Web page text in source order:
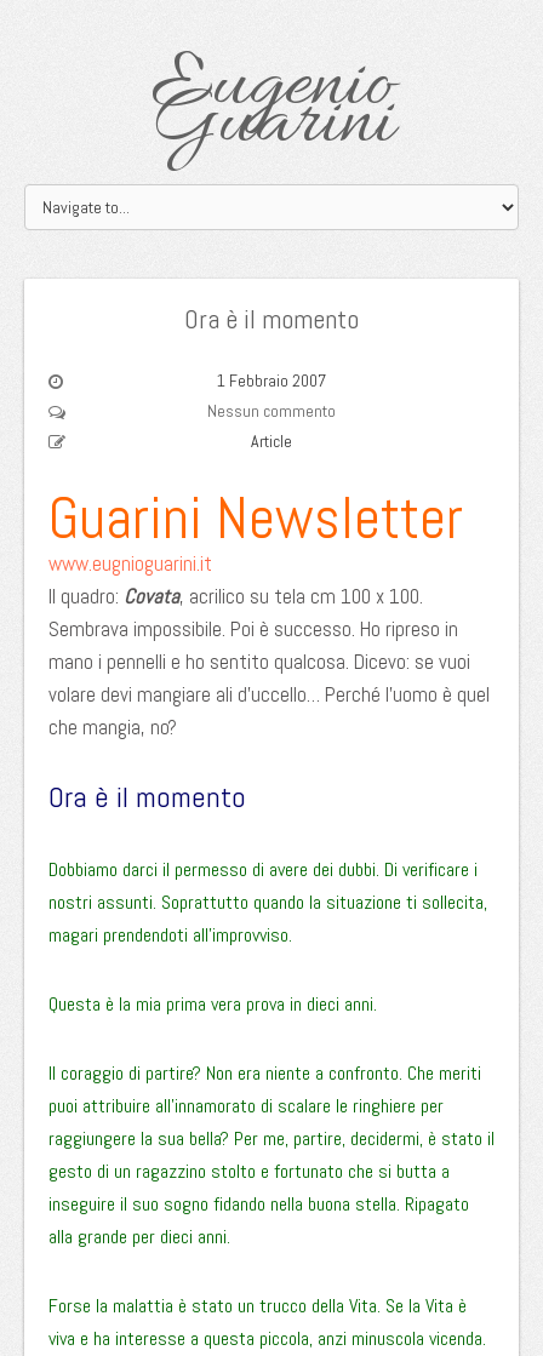
Eugenio
Guarini
Ora è il momento
1 Febbraio 2007
Nessun commento
Article
Guarini Newsletter
www.eugnioguarini.it
Il quadro: Covata, acrilico su tela cm 100 x 100.
Sembrava impossibile. Poi è successo. Ho ripreso in
mano i pennelli e ho sentito qualcosa. Dicevo: se vuoi
volare devi mangiare ali d’uccello… Perché l’uomo è quel
che mangia, no?
Ora è il momento
Dobbiamo darci il permesso di avere dei dubbi. Di verificare i
nostri assunti. Soprattutto quando la situazione ti sollecita,
magari prendendoti all’improvviso.
Questa è la mia prima vera prova in dieci anni.
Il coraggio di partire? Non era niente a confronto. Che meriti
puoi attribuire all’innamorato di scalare le ringhiere per
raggiungere la sua bella? Per me, partire, decidermi, è stato il
gesto di un ragazzino stolto e fortunato che si butta a
inseguire il suo sogno fidando nella buona stella. Ripagato
alla grande per dieci anni.
Forse la malattia è stato un trucco della Vita. Se la Vita è
viva e ha interesse a questa piccola, anzi minuscola vicenda.